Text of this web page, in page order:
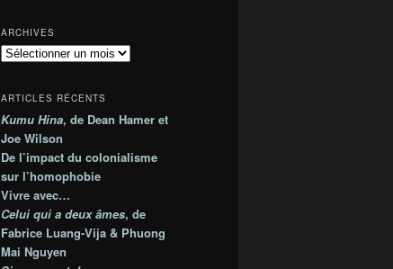
ARCHIVES
A
h
i
v
e
s
ARTICLES RÉCENTS
Kumu Hina, de Dean Hamer et
Joe Wilson
De l’impact du colonialisme
sur l’homophobie
Vivre avec…
Celui qui a deux âmes, de
Fabrice Luang-Vija & Phuong
Mai Nguyen